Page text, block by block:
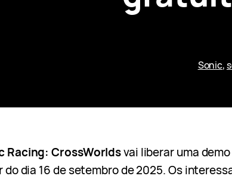
Sonic,
Racing: CrossWorldsvai liberar uma
do dia 16 de setembro de 2025. Os